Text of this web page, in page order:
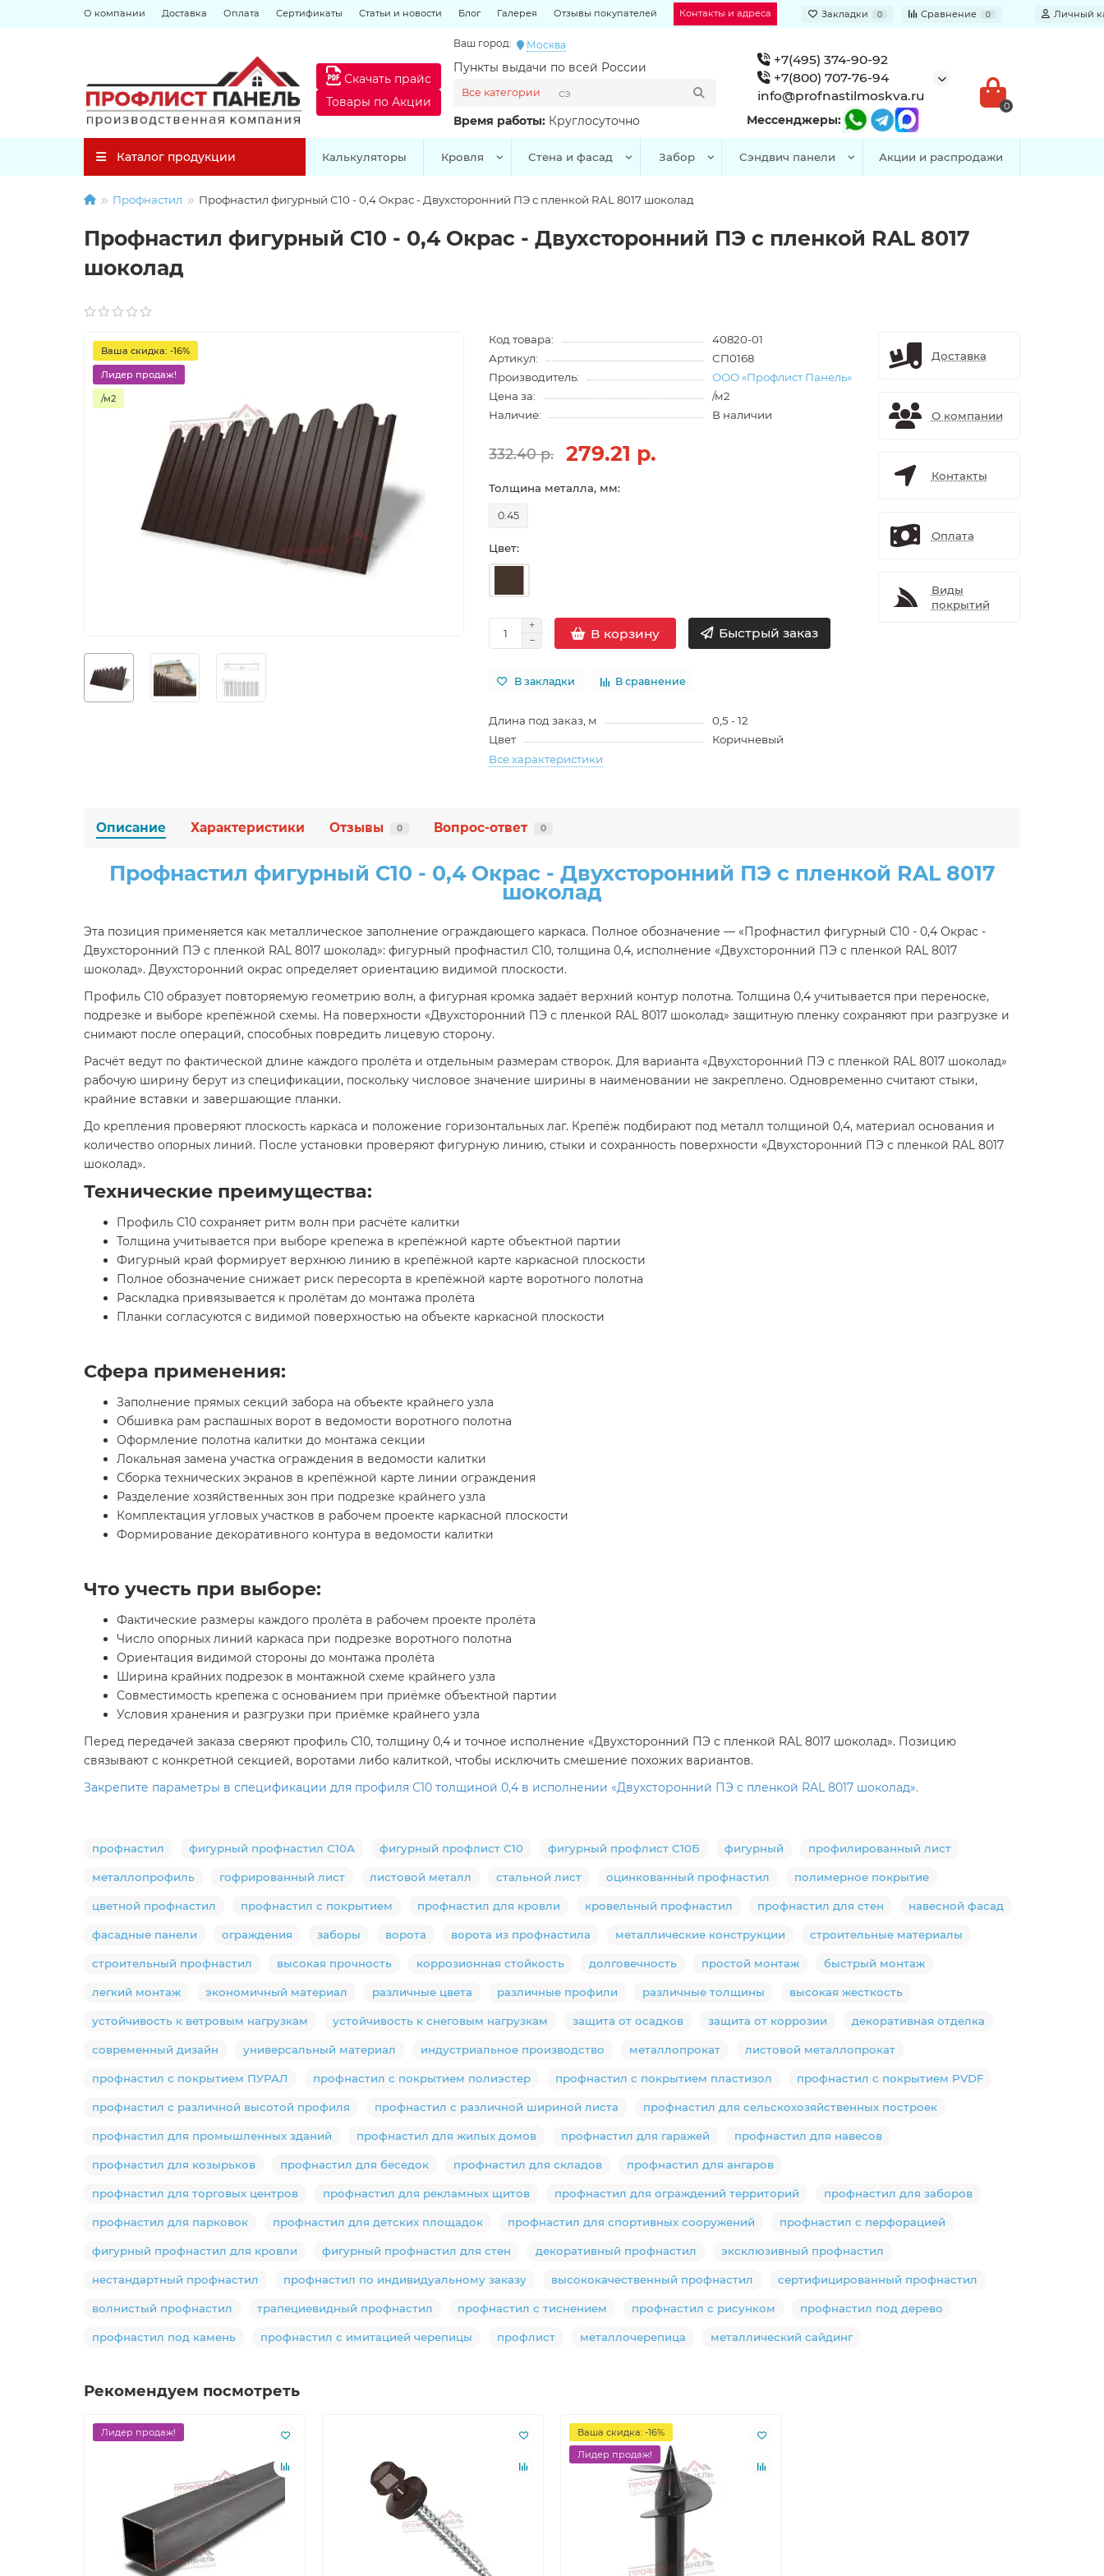
О компании Доставка Оплата Сертификаты Статьи и новости Блог Галерея Отзывы покупателей Контакты и адреса Закладки 0 Сравнение 0 Личный
Ваш город: Москва
Пункты выдачи по всей России
Время работы: Круглосуточно
Все категории
Скачать прайс
Товары по Акции
+7(495) 374-90-92
+7(800) 707-76-94
info@profnastilmoskva.ru
Мессенджеры:
0
Каталог продукции Калькуляторы Кровля Стена и фасад Забор Сэндвич панели Акции и распродажи
Профнастил Профнастил фигурный С10 - 0,4 Окрас - Двухсторонний ПЭ с пленкой RAL 8017 шоколад
Профнастил фигурный С10 - 0,4 Окрас - Двухсторонний ПЭ с пленкой RAL 8017
шоколад
Ваша скидка: -16%
Лидер продаж!
/м2
Код товара:
40820-01
Артикул:
СП0168
Производитель:
ООО «Профлист Панель»
Цена за:
/м2
Наличие:
В наличии
332.40 р. 279.21 р.
Толщина металла, мм:
0.45
Цвет:
В корзину Быстрый заказ
В закладки В сравнение
Длина под заказ, м
0,5 - 12
Цвет
Коричневый
Все характеристики
Доставка
О компании
Контакты
Оплата
Виды
покрытий
Описание Характеристики Отзывы 0 Вопрос-ответ 0
Профнастил фигурный С10 - 0,4 Окрас - Двухсторонний ПЭ с пленкой RAL 8017
шоколад
Эта позиция применяется как металлическое заполнение ограждающего каркаса. Полное обозначение — «Профнастил фигурный С10 - 0,4 Окрас -
Двухсторонний ПЭ с пленкой RAL 8017 шоколад»: фигурный профнастил С10, толщина 0,4, исполнение «Двухсторонний ПЭ с пленкой RAL 8017
шоколад». Двухсторонний окрас определяет ориентацию видимой плоскости.
Профиль С10 образует повторяемую геометрию волн, а фигурная кромка задаёт верхний контур полотна. Толщина 0,4 учитывается при переноске,
подрезке и выборе крепёжной схемы. На поверхности «Двухсторонний ПЭ с пленкой RAL 8017 шоколад» защитную пленку сохраняют при разгрузке и
снимают после операций, способных повредить лицевую сторону.
Расчёт ведут по фактической длине каждого пролёта и отдельным размерам створок. Для варианта «Двухсторонний ПЭ с пленкой RAL 8017 шоколад»
рабочую ширину берут из спецификации, поскольку числовое значение ширины в наименовании не закреплено. Одновременно считают стыки,
крайние вставки и завершающие планки.
До крепления проверяют плоскость каркаса и положение горизонтальных лаг. Крепёж подбирают под металл толщиной 0,4, материал основания и
количество опорных линий. После установки проверяют фигурную линию, стыки и сохранность поверхности «Двухсторонний ПЭ с пленкой RAL 8017
шоколад».
Технические преимущества:
Профиль С10 сохраняет ритм волн при расчёте калитки
Толщина учитывается при выборе крепежа в крепёжной карте объектной партии
Фигурный край формирует верхнюю линию в крепёжной карте каркасной плоскости
Полное обозначение снижает риск пересорта в крепёжной карте воротного полотна
Раскладка привязывается к пролётам до монтажа пролёта
Планки согласуются с видимой поверхностью на объекте каркасной плоскости
Сфера применения:
Заполнение прямых секций забора на объекте крайнего узла
Обшивка рам распашных ворот в ведомости воротного полотна
Оформление полотна калитки до монтажа секции
Локальная замена участка ограждения в ведомости калитки
Сборка технических экранов в крепёжной карте линии ограждения
Разделение хозяйственных зон при подрезке крайнего узла
Комплектация угловых участков в рабочем проекте каркасной плоскости
Формирование декоративного контура в ведомости калитки
Что учесть при выборе:
Фактические размеры каждого пролёта в рабочем проекте пролёта
Число опорных линий каркаса при подрезке воротного полотна
Ориентация видимой стороны до монтажа пролёта
Ширина крайних подрезок в монтажной схеме крайнего узла
Совместимость крепежа с основанием при приёмке объектной партии
Условия хранения и разгрузки при приёмке крайнего узла
Перед передачей заказа сверяют профиль С10, толщину 0,4 и точное исполнение «Двухсторонний ПЭ с пленкой RAL 8017 шоколад». Позицию
связывают с конкретной секцией, воротами либо калиткой, чтобы исключить смешение похожих вариантов.
Закрепите параметры в спецификации для профиля С10 толщиной 0,4 в исполнении «Двухсторонний ПЭ с пленкой RAL 8017 шоколад».
профнастил фигурный профнастил С10А фигурный профлист С10 фигурный профлист С10Б фигурный профилированный лист
металлопрофиль гофрированный лист листовой металл стальной лист оцинкованный профнастил полимерное покрытие
цветной профнастил профнастил с покрытием профнастил для кровли кровельный профнастил профнастил для стен навесной фасад
фасадные панели ограждения заборы ворота ворота из профнастила металлические конструкции строительные материалы
строительный профнастил высокая прочность коррозионная стойкость долговечность простой монтаж быстрый монтаж
легкий монтаж экономичный материал различные цвета различные профили различные толщины высокая жесткость
устойчивость к ветровым нагрузкам устойчивость к снеговым нагрузкам защита от осадков защита от коррозии декоративная отделка
современный дизайн универсальный материал индустриальное производство металлопрокат листовой металлопрокат
профнастил с покрытием ПУРАЛ профнастил с покрытием полиэстер профнастил с покрытием пластизол профнастил с покрытием PVDF
профнастил с различной высотой профиля профнастил с различной шириной листа профнастил для сельскохозяйственных построек
профнастил для промышленных зданий профнастил для жилых домов профнастил для гаражей профнастил для навесов
профнастил для козырьков профнастил для беседок профнастил для складов профнастил для ангаров
профнастил для торговых центров профнастил для рекламных щитов профнастил для ограждений территорий профнастил для заборов
профнастил для парковок профнастил для детских площадок профнастил для спортивных сооружений профнастил с перфорацией
фигурный профнастил для кровли фигурный профнастил для стен декоративный профнастил эксклюзивный профнастил
нестандартный профнастил профнастил по индивидуальному заказу высококачественный профнастил сертифицированный профнастил
волнистый профнастил трапециевидный профнастил профнастил с тиснением профнастил с рисунком профнастил под дерево
профнастил под камень профнастил с имитацией черепицы профлист металлочерепица металлический сайдинг
Рекомендуем посмотреть
Лидер продаж!
Ваша скидка: -16%
Лидер продаж!